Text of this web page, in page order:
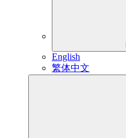
English
繁体中文